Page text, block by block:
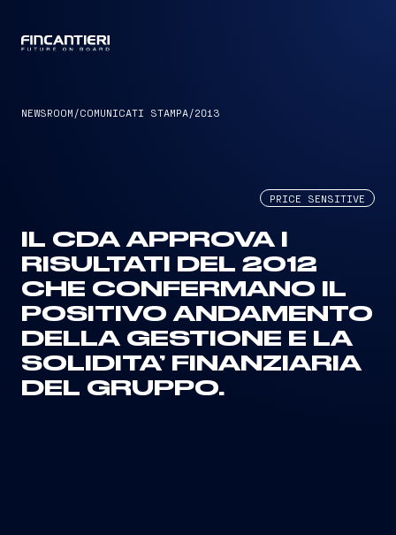
NEWSROOM /COMUNICATI STAMPA/2013
PRICE SENSITIVE
IL CDA APPROVA I
RISULTATI DEL 2012
CHE CONFERMANO IL
POSITIVO ANDAMENTO
DELLA GESTIONE E LA
SOLIDITA’ FINANZIARIA
DEL GRUPPO.